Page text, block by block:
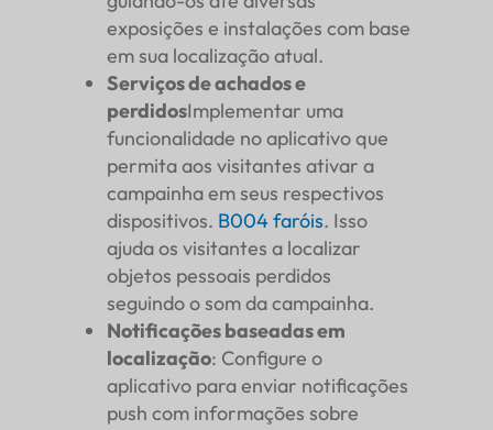
exposições e instalações com base
em sua localização atual.
Serviços de achados e
perdidosImplementar uma
funcionalidade no aplicativo que
permita aos visitantes ativar a
campainha em seus respectivos
dispositivos. B004faróis. Isso
ajuda os visitantes a localizar
objetos pessoais perdidos
seguindo o som da campainha.
Notificações baseadas em
localização: Configure o
aplicativo para enviar notificações
push com informações sobre